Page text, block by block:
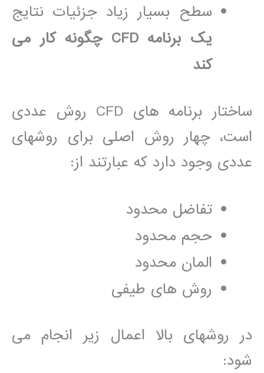
سطح بسيار زياد جزئيات نتايج
يک برنامهCFD چگونه کار می
کند
ساختار برنامه ھای CFD روش عددی
است، چھار روش اصلی برای روشھای
عددی وجود دارد که عبارتند از:
تفاضل محدود
حجم محدود
المان محدود
روش ھای طيفی
در روشھای بالا اعمال زير انجام می
شود: